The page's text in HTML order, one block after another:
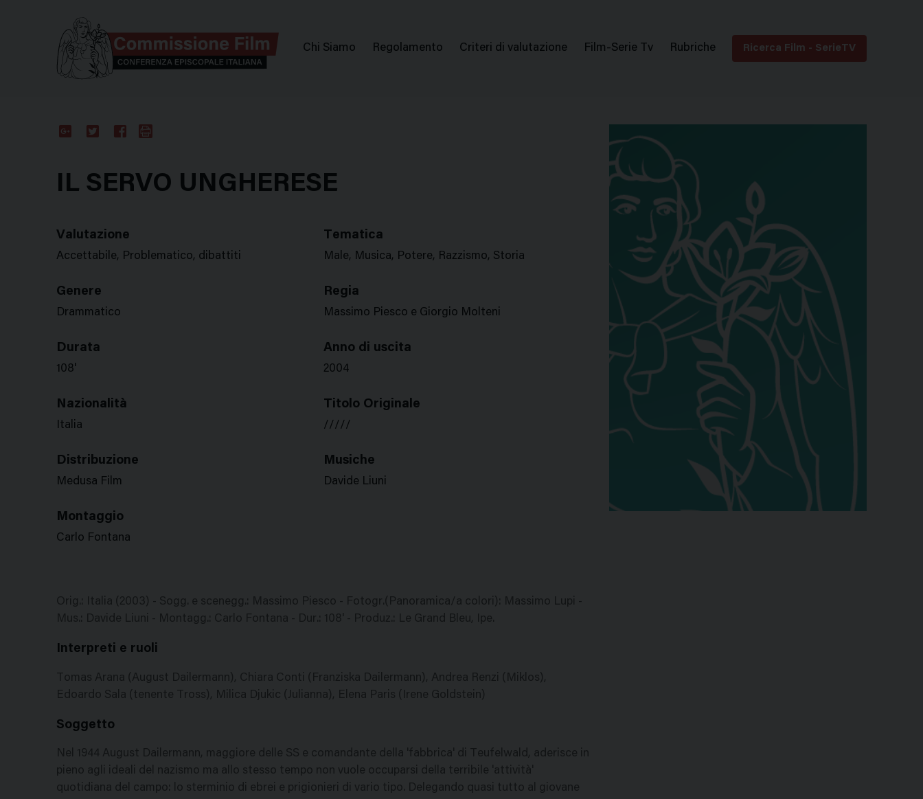
Menu
Chi Siamo Regolamento Criteri di valutazione Film-Serie Tv Rubriche Ricerca Film - SerieTV
IL SERVO UNGHERESE
Valutazione
Accettabile, Problematico, dibattiti
Tematica
Male, Musica, Potere, Razzismo, Storia
Genere
Drammatico
Regia
Massimo Piesco e Giorgio Molteni
Durata
108'
Anno di uscita
2004
Nazionalità
Italia
Titolo Originale
/////
Distribuzione
Medusa Film
Musiche
Davide Liuni
Montaggio
Carlo Fontana
Orig.: Italia (2003) - Sogg. e scenegg.: Massimo Piesco - Fotogr.(Panoramica/a colori): Massimo Lupi -
Mus.: Davide Liuni - Montagg.: Carlo Fontana - Dur.: 108' - Produz.: Le Grand Bleu, Ipe.
Interpreti e ruoli
Tomas Arana (August Dailermann), Chiara Conti (Franziska Dailermann), Andrea Renzi (Miklos),
Edoardo Sala (tenente Tross), Milica Djukic (Julianna), Elena Paris (Irene Goldstein)
Soggetto
Nel 1944 August Dailermann, maggiore delle SS e comandante della 'fabbrica' di Teufelwald, aderisce in
pieno agli ideali del nazismo ma allo stesso tempo non vuole occuparsi della terribile 'attività'
quotidiana del campo: lo sterminio di ebrei e prigionieri di vario tipo. Delegando quasi tutto al giovane